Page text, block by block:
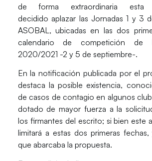
de forma extraordinaria esta
decidido aplazar las Jornadas 1 y 3
ASOBAL , ubicadas en las dos
calendario de competición de
2020/2021 -2 y 5 de septiembre-.
En la notificación publicada por el
destaca la posible existencia,
de casos de contagio en algunos
dotado de mayor fuerza a la
los firmantes del escrito; si bien este
limitará a estas dos primeras
que abarcaba la propuesta.